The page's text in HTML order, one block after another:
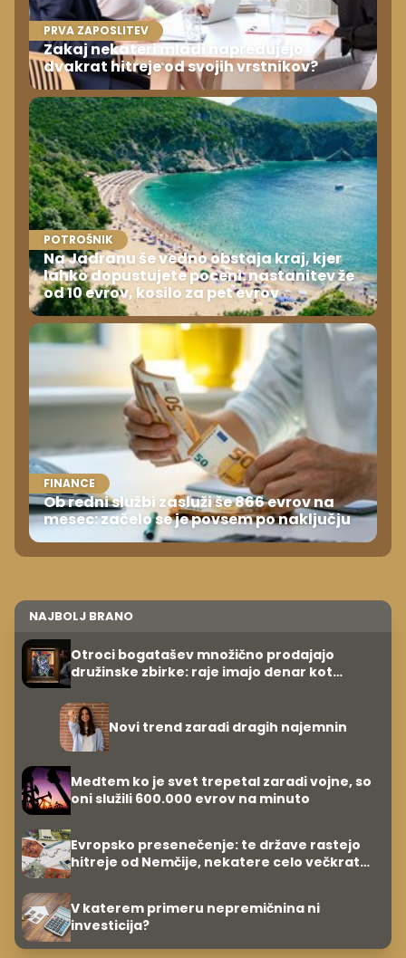
PRVA ZAPOSLITEV
Zakaj nekateri mladi napredujejo
dvakrat hitreje od svojih vrstnikov?
POTROŠNIK
Na Jadranu še vedno obstaja kraj, kjer
lahko dopustujete poceni: nastanitev že
od 10 evrov, kosilo za pet evrov
FINANCE
Ob redni službi zasluži še 866 evrov na
mesec: začelo se je povsem po naključju
NAJBOLJ BRANO
Otroci bogatašev množično prodajajo
družinske zbirke: raje imajo denar kot
Novi trend zaradi dragih najemnin
Medtem ko je svet trepetal zaradi vojne, so
oni služili 600.000 evrov na minuto
Evropsko presenečenje: te države rastejo
hitreje od Nemčije, nekatere celo večkrat
V katerem primeru nepremičnina ni
investicija?